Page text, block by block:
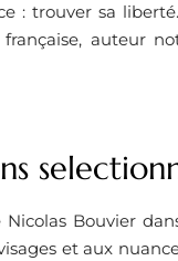
: trouver sa
auteur
Nicolas Bouvier
et aux